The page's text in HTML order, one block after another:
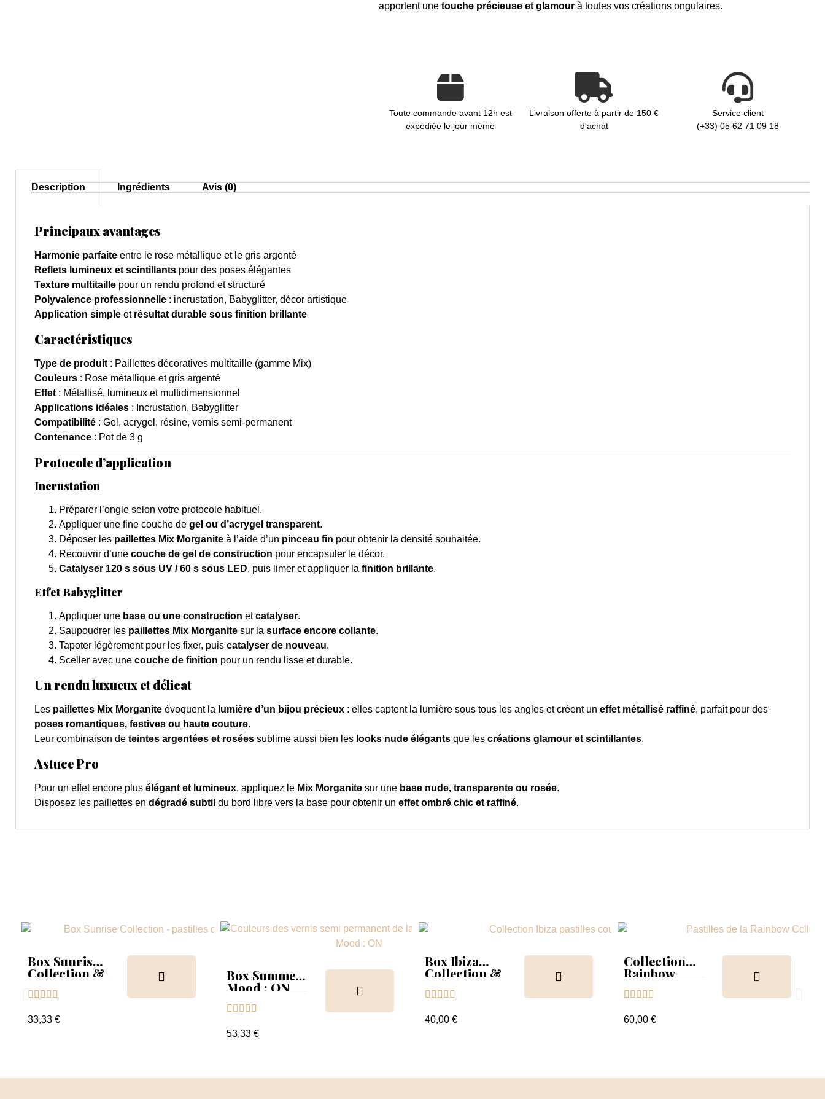
apportent une touche précieuse et glamourà toutes vos créations ongulaires.
Toute commande avant 12h est
expédiée le jour même
Livraison offerte à partir de 150 €
d'achat
Service client
(+33) 05 62 71 09 18
Description Ingrédients Avis (0)
Principaux avantages
Harmonie parfaite entre le rose métallique et le gris argenté
Reflets lumineux et scintillants pour des poses élégantes
Texture multitaille pour un rendu profond et structuré
Polyvalence professionnelle : incrustation, Babyglitter, décor artistique
Application simple et résultat durable sous finition brillante
Caractéristiques
Type de produit: Paillettes décoratives multitaille (gamme Mix)
Couleurs : Rose métallique et gris argenté
Effet: Métallisé, lumineux et multidimensionnel
Applications idéales : Incrustation, Babyglitter
Compatibilité : Gel, acrygel, résine, vernis semi-permanent
Contenance : Pot de 3 g
Protocole d’application
Incrustation
Préparer l’ongle selon votre protocole habituel.
Appliquer une fine couche de gel ou d’acrygel transparent.
Déposer les paillettes Mix Morganite à l’aide d’un pinceau fin pour obtenir la densité souhaitée.
Recouvrir d’une couche de gel de construction pour encapsuler le décor.
Catalyser 120 s sous UV / 60 s sous LED, puis limer et appliquer la finition brillante.
Effet Babyglitter
Appliquer une base ou une construction etcatalyser.
Saupoudrer les paillettes Mix Morganite sur la surface encore collante.
Tapoter légèrement pour les fixer, puis catalyser de nouveau.
Sceller avec une couche de finition pour un rendu lisse et durable.
Un rendu luxueux et délicat
Les paillettes Mix Morganite évoquent la lumière d’un bijou précieux : elles captent la lumière sous tous les angles et créent un effet métallisé raffiné, parfait pour des
poses romantiques, festives ou haute couture.
Leur combinaison de teintes argentées et rosées sublime aussi bien les looks nude élégants que les créations glamour et scintillantes.
Astuce Pro
Pour un effet encore plus élégant et lumineux, appliquez le Mix Morganite sur une base nude, transparente ou rosée.
Disposez les paillettes en dégradé subtil du bord libre vers la base pour obtenir un effet ombré chic et raffiné.
Box Sunrise
Collection &
    
33,33 €
Box Summer
Mood : ON
Collection &
Tips+nuancier
    
53,33 €
Box Ibiza
Collection &
    
40,00 €
Collection
Rainbow
nuancier
    
60,00 €